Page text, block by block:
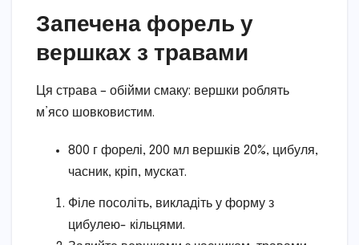
Запечена форель у
вершках з травами
Ця страва – обійми смаку: вершки роблять
м’ясо шовковистим.
800 г форелі, 200 мл вершків 20%, цибуля,
часник, кріп, мускат.
Філе посоліть, викладіть у форму з
цибулею- кільцями.